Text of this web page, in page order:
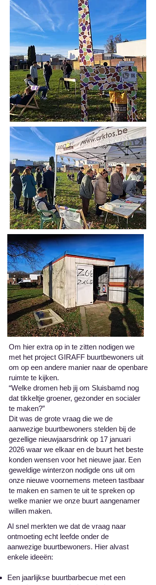
Om hier extra op in te zitten nodigen we
met het project GIRAFF buurtbewoners uit
om op een andere manier naar de openbare
ruimte te kijken.
“Welke dromen heb jij om Sluisbamd nog
dat tikkeltje groener, gezonder en socialer
te maken?”
Dit was de grote vraag die we de
aanwezige buurtbewoners stelden bij de
gezellige nieuwjaarsdrink op 17 januari
2026 waar we elkaar en de buurt het beste
konden wensen voor het nieuwe jaar. Een
geweldige winterzon nodigde ons uit om
onze nieuwe voornemens meteen tastbaar
te maken en samen te uit te spreken op
welke manier we onze buurt aangenamer
willen maken.
Al snel merkten we dat de vraag naar
ontmoeting echt leefde onder de
aanwezige buurtbewoners. Hier alvast
enkele ideeën:
Een jaarlijkse buurtbarbecue met een